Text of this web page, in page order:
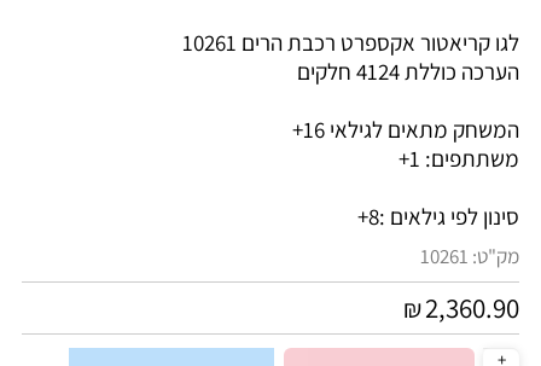
לגו קריאטור אקספרט רכבת הרים 10261
הערכה כוללת 4124 חלקים
המשחק מתאים לגילאי 16+
משתתפים: 1+
סינון לפי גילאים :8+
מק"ט: 10261
₪2,360.90